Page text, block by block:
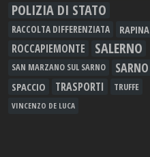
POLIZIA DI STATO
RACCOLTA DIFFERENZIATA RAPINA
ROCCAPIEMONTE SALERNO
SAN MARZANO SUL SARNO SARNO
SPACCIO TRASPORTI TRUFFE
VINCENZO DE LUCA